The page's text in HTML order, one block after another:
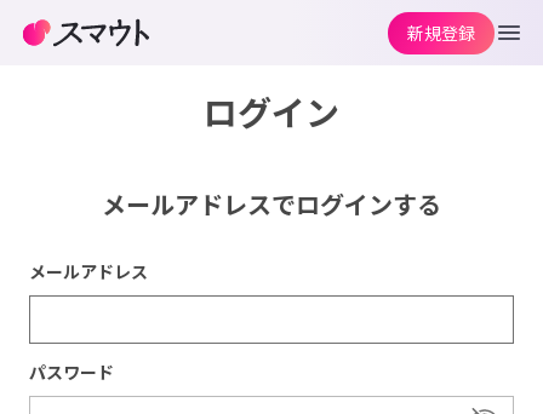
ログイン
メールアドレスでログインする
メールアドレス
パスワード
新規登録